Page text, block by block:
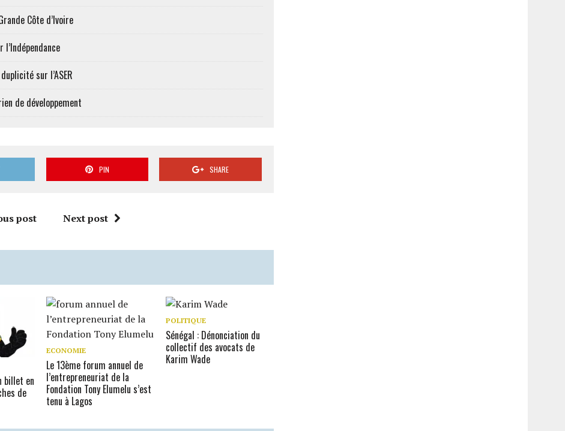
Côte d’Ivoire
sur l’ASER
de développement
PIN SHARE
post Next post
billet en
de
ECONOMIE
Le 13ème forum annuel de
l’entrepreneuriat de la
Fondation Tony Elumelu s’est
tenu à Lagos
POLITIQUE
Sénégal : Dénonciation du
collectif des avocats de
Karim Wade